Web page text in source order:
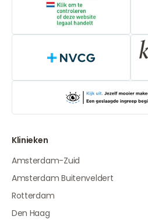
Online
NVCG
Klinieken
Amsterdam-Zuid
Amsterdam Buitenveldert
Rotterdam
Den Haag